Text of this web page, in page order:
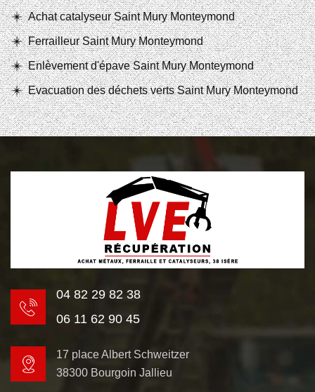
Achat catalyseur Saint Mury Monteymond
Ferrailleur Saint Mury Monteymond
Enlèvement d'épave Saint Mury Monteymond
Evacuation des déchets verts Saint Mury Monteymond
04 82 29 82 38
06 11 62 90 45
17 place Albert Schweitzer
38300 Bourgoin Jallieu